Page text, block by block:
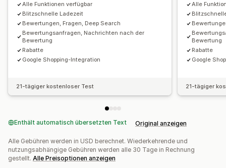
Alle Funktionen verfügbar
Blitzschnelle Ladezeit
Bewertungen, Fragen, Deep Search
Bewertungsanfragen, Nachrichten nach der
Bewertung
Rabatte
Google Shopping-Integration
21-tägiger kostenloser Test
Alle
Bewertung
Rabatte
Google
21-tägiger
Enthält automatisch übersetzten Text Original anzeigen
Alle Gebühren werden in USD berechnet. Wiederkehrende und
nutzungsabhängige Gebühren werden alle 30 Tage in Rechnung
gestellt. Alle Preisoptionen anzeigen